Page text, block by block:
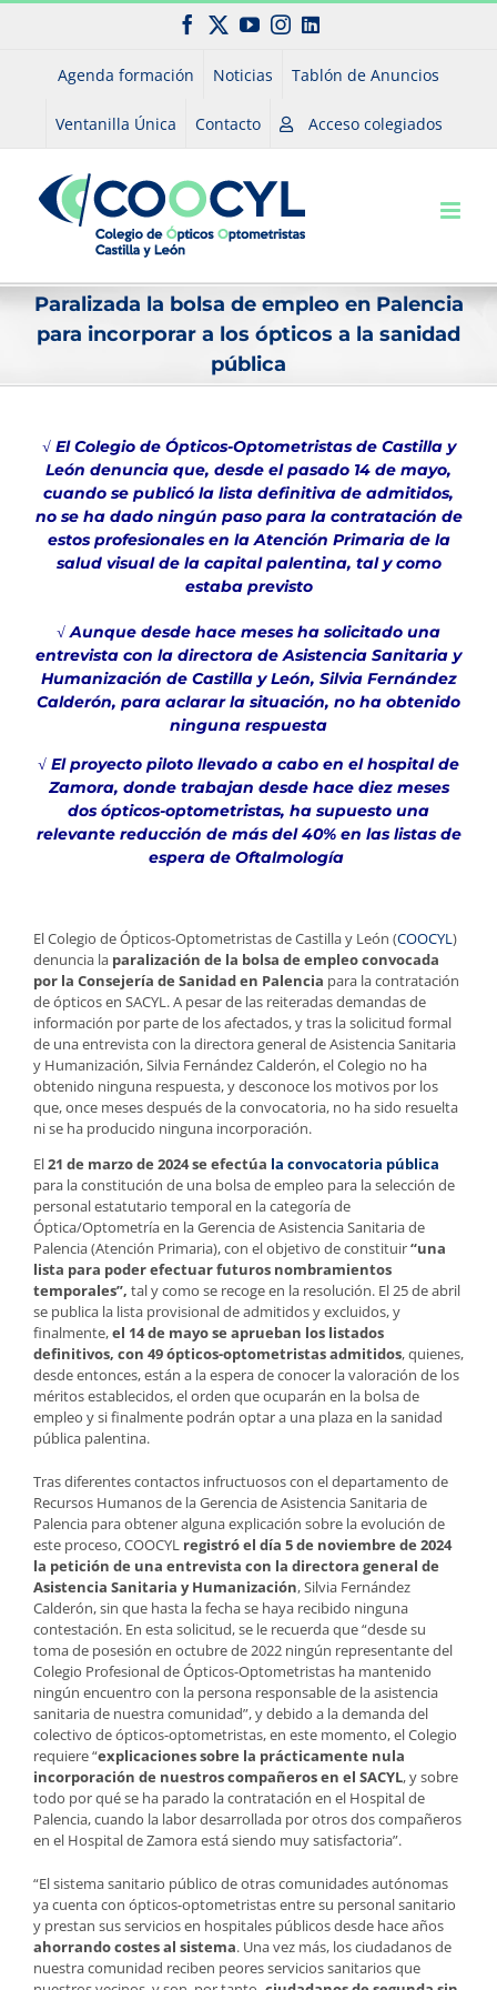
Saltar
Facebook
X YouTubeInstagram
LinkedIn
Agenda formación Noticias Tablón de Anuncios
Ventanilla Única Contacto Acceso colegiados
Paralizada la bolsa de empleo en Palencia
para incorporar a los ópticos a la sanidad
pública
√ El Colegio de Ópticos-Optometristas de Castilla y
León denuncia que, desde el pasado 14 de mayo,
cuando se publicó la lista definitiva de admitidos,
no se ha dado ningún paso para la contratación de
estos profesionales en la Atención Primaria de la
salud visual de la capital palentina, tal y como
estaba previsto
√ Aunque desde hace meses ha solicitado una
entrevista con la directora de Asistencia Sanitaria y
Humanización de Castilla y León, Silvia Fernández
Calderón, para aclarar la situación, no ha obtenido
ninguna respuesta
√ El proyecto piloto llevado a cabo en el hospital de
Zamora, donde trabajan desde hace diez meses
dos ópticos-optometristas, ha supuesto una
relevante reducción de más del 40% en las listas de
espera de Oftalmología
El Colegio de Ópticos-Optometristas de Castilla y León (COOCYL)
denuncia la paralización de la bolsa de empleo convocada
por la Consejería de Sanidad en Palencia para la contratación
de ópticos en SACYL. A pesar de las reiteradas demandas de
información por parte de los afectados, y tras la solicitud formal
de una entrevista con la directora general de Asistencia Sanitaria
y Humanización, Silvia Fernández Calderón, el Colegio no ha
obtenido ninguna respuesta, y desconoce los motivos por los
que, once meses después de la convocatoria, no ha sido resuelta
ni se ha producido ninguna incorporación.
El21 de marzo de 2024 se efectúa la convocatoria pública
para la constitución de una bolsa de empleo para la selección de
personal estatutario temporal en la categoría de
Óptica/Optometría en la Gerencia de Asistencia Sanitaria de
Palencia (Atención Primaria), con el objetivo de constituir“una
lista para poder efectuar futuros nombramientos
temporales”, tal y como se recoge en la resolución. El 25 de abril
se publica la lista provisional de admitidos y excluidos, y
finalmente,el 14 de mayo se aprueban los listados
definitivos, con 49 ópticos-optometristas admitidos, quienes,
desde entonces, están a la espera de conocer la valoración de los
méritos establecidos, el orden que ocuparán en la bolsa de
empleo y si finalmente podrán optar a una plaza en la sanidad
pública palentina.
Tras diferentes contactos infructuosos con el departamento de
Recursos Humanos de la Gerencia de Asistencia Sanitaria de
Palencia para obtener alguna explicación sobre la evolución de
este proceso, COOCYL registró el día 5 de noviembre de 2024
la petición de una entrevista con la directora general de
Asistencia Sanitaria y Humanización, Silvia Fernández
Calderón, sin que hasta la fecha se haya recibido ninguna
contestación. En esta solicitud, se le recuerda que “desde su
toma de posesión en octubre de 2022 ningún representante del
Colegio Profesional de Ópticos-Optometristas ha mantenido
ningún encuentro con la persona responsable de la asistencia
sanitaria de nuestra comunidad”, y debido a la demanda del
colectivo de ópticos-optometristas, en este momento, el Colegio
requiere “explicaciones sobre la prácticamente nula
incorporación de nuestros compañeros en el SACYL, y sobre
todo por qué se ha parado la contratación en el Hospital de
Palencia, cuando la labor desarrollada por otros dos compañeros
en el Hospital de Zamora está siendo muy satisfactoria”.
“El sistema sanitario público de otras comunidades autónomas
ya cuenta con ópticos-optometristas entre su personal sanitario
y prestan sus servicios en hospitales públicos desde hace años
ahorrando costes al sistema. Una vez más, los ciudadanos de
nuestra comunidad reciben peores servicios sanitarios que